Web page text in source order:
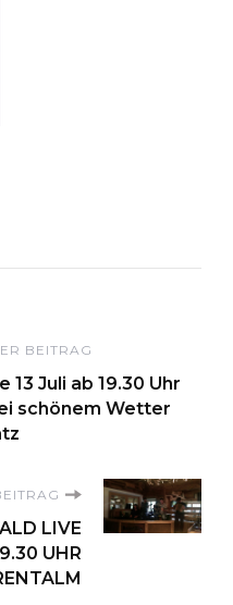
BEITRAG
13 Juli ab 19.30 Uhr
schönem Wetter
LIVE
UHR